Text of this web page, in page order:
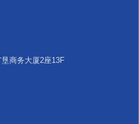
商务大厦2座13F